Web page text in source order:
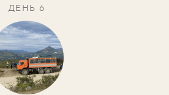
ДЕНЬ 6